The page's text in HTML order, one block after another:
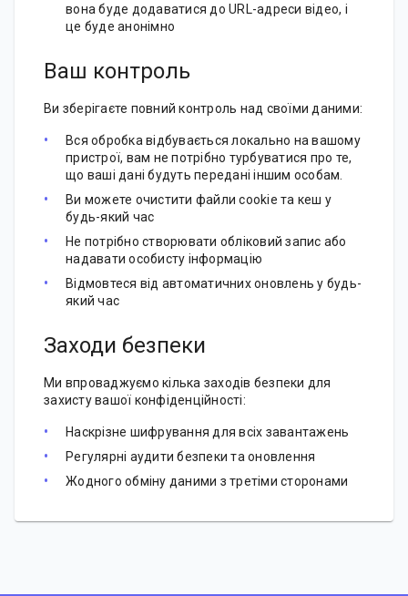
вона буде додаватися до URL-адреси відео, і
це буде анонімно
Ваш контроль
Ви зберігаєте повний контроль над своїми даними:
Вся обробка відбувається локально на вашому
пристрої, вам не потрібно турбуватися про те,
що ваші дані будуть передані іншим особам.
Ви можете очистити файли cookie та кеш у
будь-який час
Не потрібно створювати обліковий запис або
надавати особисту інформацію
Відмовтеся від автоматичних оновлень у будь-
який час
Заходи безпеки
Ми впроваджуємо кілька заходів безпеки для
захисту вашої конфіденційності:
Наскрізне шифрування для всіх завантажень
Регулярні аудити безпеки та оновлення
Жодного обміну даними з третіми сторонами